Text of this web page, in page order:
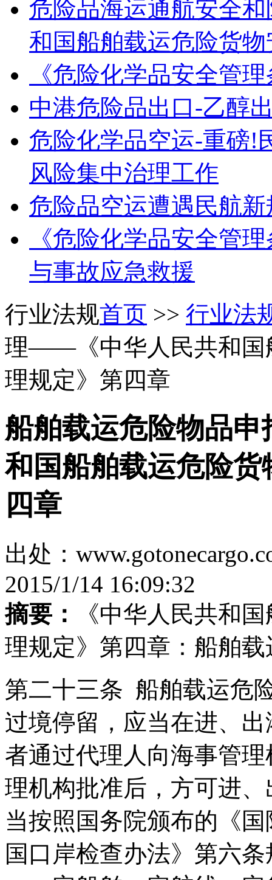
危险品海运通航安全
和国船舶载运危险货
《危险化学品安全管
中港危险品出口-乙醇
危险化学品空运-重磅!
风险集中治理工作
危险品空运遭遇民航
《危险化学品安全管
与事故应急救援
行业法规首页 >> 行业法
理——《中华人民共和国
理规定》第四章
船舶载运危险物品
和国船舶载运危险
四章
出处：
2015/1/14 16:09:32
摘要：
《中华人民共和
理规定》第四章：船舶
第二十三条 船舶载运危
过境停留，应当在进、
者通过代理人向海事管
理机构批准后，方可进
当按照国务院颁布的《
国口岸检查办法》第六